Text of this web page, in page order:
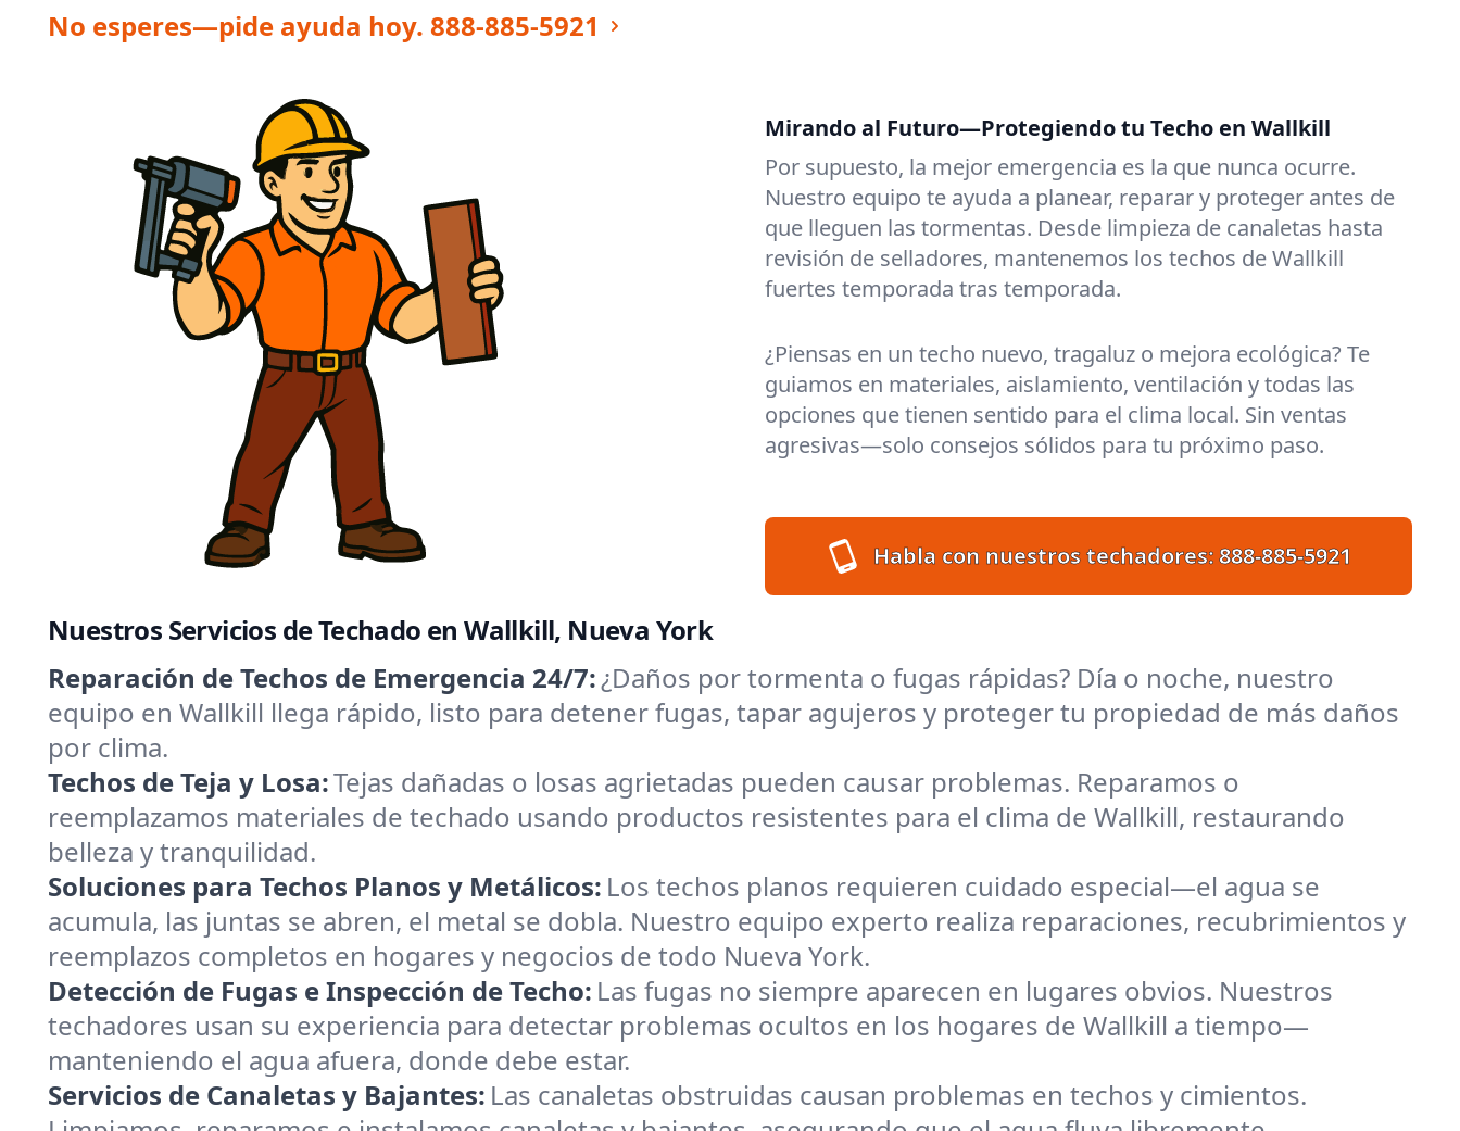
No esperes—pide ayuda hoy. 888-885-5921
Mirando al Futuro—Protegiendo tu Techo en Wallkill
Por supuesto, la mejor emergencia es la que nunca ocurre.
Nuestro equipo te ayuda a planear, reparar y proteger antes de
que lleguen las tormentas. Desde limpieza de canaletas hasta
revisión de selladores, mantenemos los techos de Wallkill
fuertes temporada tras temporada.
¿Piensas en un techo nuevo, tragaluz o mejora ecológica? Te
guiamos en materiales, aislamiento, ventilación y todas las
opciones que tienen sentido para el clima local. Sin ventas
agresivas—solo consejos sólidos para tu próximo paso.
Habla con nuestros techadores:888-885-5921
Nuestros Servicios de Techado en Wallkill, Nueva York
Reparación de Techos de Emergencia 24/7:¿Daños por tormenta o fugas rápidas? Día o noche, nuestro
equipo en Wallkill llega rápido, listo para detener fugas, tapar agujeros y proteger tu propiedad de más daños
por clima.
Techos de Teja y Losa:Tejas dañadas o losas agrietadas pueden causar problemas. Reparamos o
reemplazamos materiales de techado usando productos resistentes para el clima de Wallkill, restaurando
belleza y tranquilidad.
Soluciones para Techos Planos y Metálicos: Los techos planos requieren cuidado especial—el agua se
acumula, las juntas se abren, el metal se dobla. Nuestro equipo experto realiza reparaciones, recubrimientos y
reemplazos completos en hogares y negocios de todo Nueva York.
Detección de Fugas e Inspección de Techo: Las fugas no siempre aparecen en lugares obvios. Nuestros
techadores usan su experiencia para detectar problemas ocultos en los hogares de Wallkill a tiempo—
manteniendo el agua afuera, donde debe estar.
Servicios de Canaletas y Bajantes: Las canaletas obstruidas causan problemas en techos y cimientos.